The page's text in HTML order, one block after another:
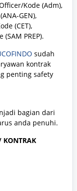
Kode (Adm),
GEN),
(CET),
PREP).
sudah
kontrak
penting safety
bagian dari
anda penuhi.
KONTRAK